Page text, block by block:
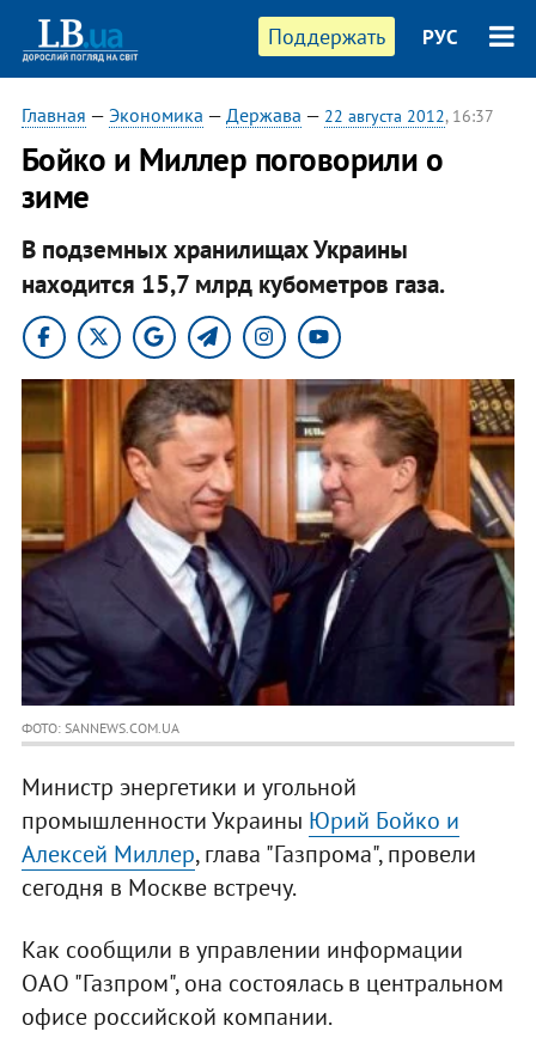
Поддержать РУС
Главная — Экономика — Держава — 22 августа 2012, 16:37
Бойко и Миллер поговорили о
зиме
В подземных хранилищах Украины
находится 15,7 млрд кубометров газа.
ФОТО: SANNEWS.COM.UA
Министр энергетики и угольной
промышленности Украины Юрий Бойко и
Алексей Миллер, глава "Газпрома", провели
сегодня в Москве встречу.
Как сообщили в управлении информации
ОАО "Газпром", она состоялась в центральном
офисе российской компании.